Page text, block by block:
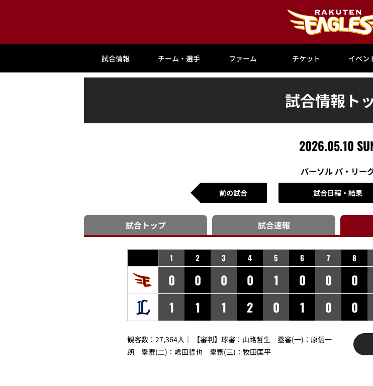
試合情報 チーム・選手 ファーム チケット イベン
試合情報ト
2026.05.10
パーソル パ・リー
前の試合 試合日程・結果
試合トップ 試合速報
1 2 3 4 5 6 7 8
0 0 0 0 1 0 0 0
1
1 1 2 0 1 0 0
観客数：27,364人｜ 【審判】球審： 山路哲生 塁審(一)： 原信一
朗 塁審(二)： 嶋田哲也 塁審(三)： 牧田匡平